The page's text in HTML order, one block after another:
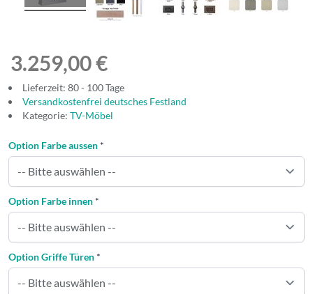
3.259,00 €
Lieferzeit: 80 - 100 Tage
Versandkostenfrei deutsches Festland
Kategorie: TV-Möbel
Option Farbe aussen *
Option Farbe innen *
Option Griffe Türen *